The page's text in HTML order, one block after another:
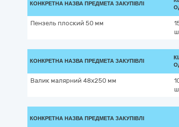
КОНКРЕТНА НАЗВА ПРЕДМЕТА ЗАКУПІВЛІ
Пензель плоский 50 мм
КОНКРЕТНА НАЗВА ПРЕДМЕТА ЗАКУПІВЛІ
Валик малярний 48x250 мм
КОНКРЕТНА НАЗВА ПРЕДМЕТА ЗАКУПІВЛІ